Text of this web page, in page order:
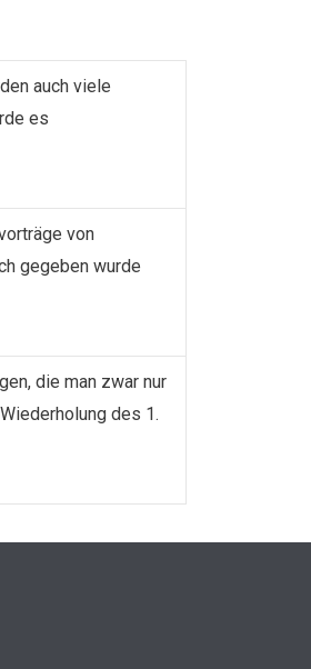
auch viele
es
von
gegeben wurde
die man zwar nur
des 1.